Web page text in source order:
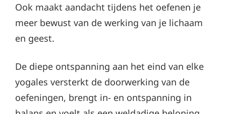
Ook maakt aandacht tijdens het oefenen je
meer bewust van de werking van je lichaam
en geest.
De diepe ontspanning aan het eind van elke
yogales versterkt de doorwerking van de
oefeningen, brengt in- en ontspanning in